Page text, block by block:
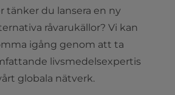
tänker du lansera en ny
råvarukällor? Vi kan
igång genom att ta
livsmedelsexpertis
globala nätverk.